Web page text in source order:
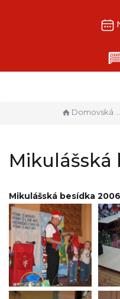
Domovská stránka
Mikulášská
Mikulášská besídka 2006